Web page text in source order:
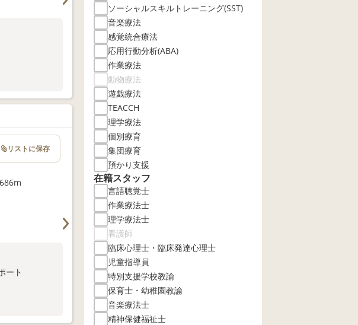
ート
リストに保存
ソーシャルスキルトレーニング(SST)
音楽療法
感覚統合療法
応用行動分析(ABA)
作業療法
動物療法
遊戯療法
TEACCH
理学療法
個別療育
集団療育
預かり支援
在籍スタッフ
言語聴覚士
作業療法士
理学療法士
看護師
臨床心理士・臨床発達心理士
児童指導員
特別支援学校教諭
保育士・幼稚園教諭
音楽療法士
精神保健福祉士